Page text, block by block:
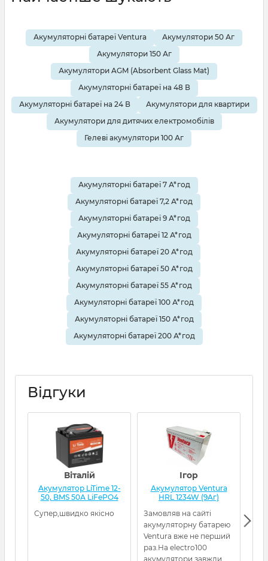
Акумуляторні батареї Ventura
Акумулятори 50 Аг
Акумулятори 150 Аг
Акумулятори AGM (Absorbent Glass Mat)
Акумуляторні батареї на 48 В
Акумуляторні батареї на 24 В
Акумулятори для квартири
Акумулятори для дитячих електромобілів
Гелеві акумулятори 100 Аг
Акумуляторні батареї 7 А*год
Акумуляторні батареї 7,2 А*год
Акумуляторні батареї 9 А*год
Акумуляторні батареї 12 А*год
Акумуляторні батареї 20 А*год
Акумуляторні батареї 50 А*год
Акумуляторні батареї 55 А*год
Акумуляторні батареї 100 А*год
Акумуляторні батареї 150 А*год
Акумуляторні батареї 200 А*год
Відгуки
Віталій
Акумулятор LiTime 12-
50, BMS 50А LiFePO4
Супер,швидко якісно
Ігор
Акумулятор Ventura
HRL 1234W (9Aг)
Замовляв на сайті
акумуляторну батарею
Ventura вже не перший
раз.На electro100
акумулятори завжди